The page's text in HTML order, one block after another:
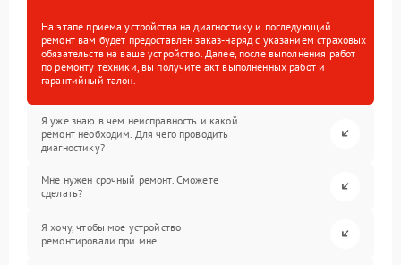
На этапе приема устройства на диагностику и последующий
ремонт вам будет предоставлен заказ-наряд с указанием страховых
обязательств на ваше устройство. Далее, после выполнения работ
по ремонту техники, вы получите акт выполненных работ и
гарантийный талон.
Я уже знаю в чем неисправность и какой
ремонт необходим. Для чего проводить
диагностику?
Мне нужен срочный ремонт. Сможете
сделать?
Я хочу, чтобы мое устройство
ремонтировали при мне.